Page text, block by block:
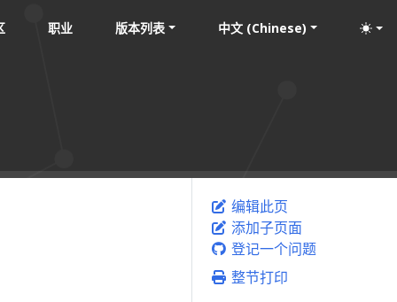
职业 版本列表 中文 (Chinese)
编辑此页
添加子页面
登记一个问题
整节打印